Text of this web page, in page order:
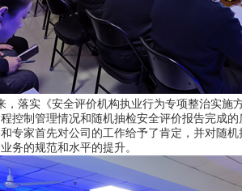
，落实《安全评价机构执业行为专项整治实
控制管理情况和随机抽检安全评价报告完成
专家首先对公司的工作给予了肯定，并对随
务的规范和水平的提升。